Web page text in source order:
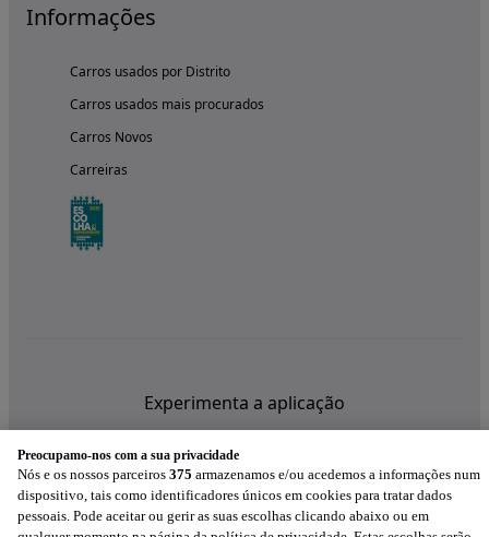
Informações
Carros usados por Distrito
Carros usados mais procurados
Carros Novos
Carreiras
Experimenta a aplicação
Preocupamo-nos com a sua privacidade
Nós e os nossos parceiros 375 armazenamos e/ou acedemos a informações num
dispositivo, tais como identificadores únicos em cookies para tratar dados
pessoais. Pode aceitar ou gerir as suas escolhas clicando abaixo ou em